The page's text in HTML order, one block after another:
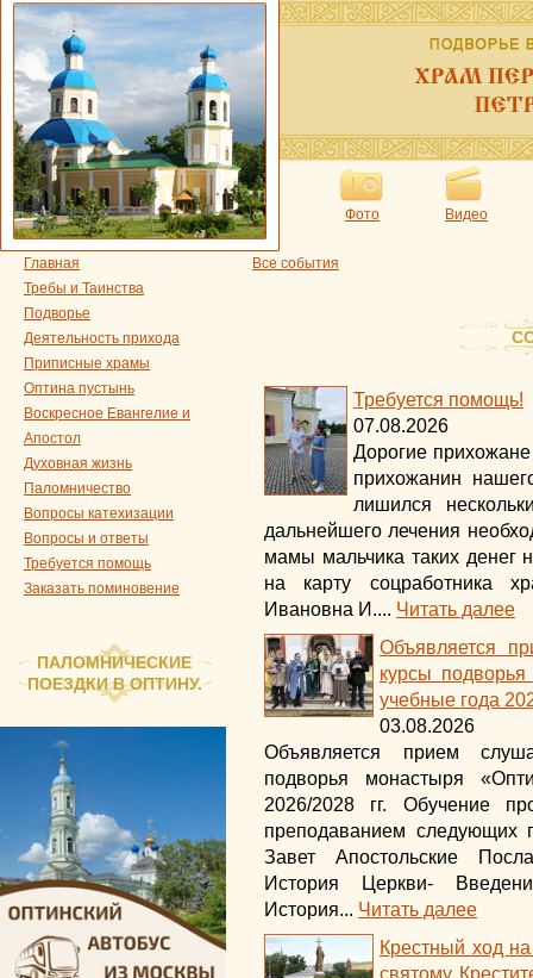
Фото Видео
Главная
Требы и Таинства
Подворье
Деятельность прихода
Приписные храмы
Оптина пустынь
Воскресное Евангелие и
Апостол
Духовная жизнь
Паломничество
Вопросы катехизации
Вопросы и ответы
Требуется помощь
Заказать поминовение
ПАЛОМНИЧЕСКИЕ
ПОЕЗДКИ В ОПТИНУ.
Все события
Требуется помощь!
07.08.2026
Дорогие прихожане
прихожанин
лишился
дальнейшего лечения
мамы мальчика таких денег
на карту соцработника
Ивановна И.... Читать далее
Объявляется
курсы
учебные года
03.08.2026
Объявляется прием
подворья монастыря
2026/2028 гг. Обучение
преподаванием следующих
Завет Апостольские
История Церкви-
История... Читать далее
Крестный ход
святому